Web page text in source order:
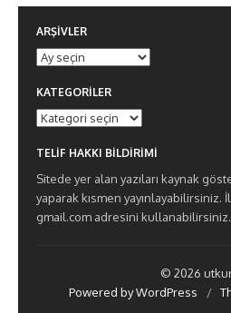
ARŞIVLER
Arşivler
KATEGORILER
Kategoriler
TELIF HAKKI BILDIRIMI
Sitede yer alan yazıları kaynak
yaparak kısmen yayınlayabilirsiniz.
gmail.com adresini kullanabilirsiniz.
© 2026
Powered by WordPress
/